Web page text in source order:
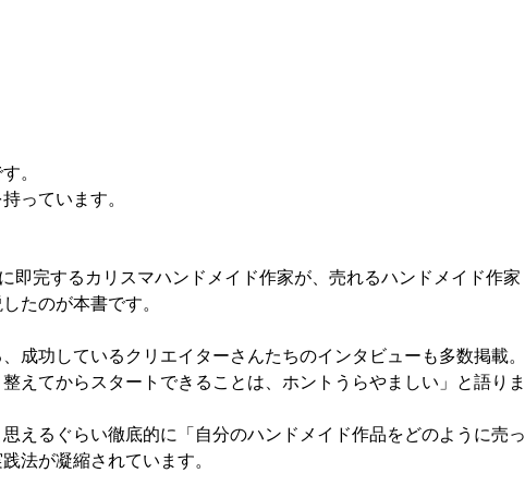
。
っています。
即完するカリスマハンドメイド作家が、売れるハンドメイド作家
たのが本書です。
成功しているクリエイターさんたちのインタビューも多数掲載。
えてからスタートできることは、ホントうらやましい」と語りま
えるぐらい徹底的に「自分のハンドメイド作品をどのように売っ
法が凝縮されています。